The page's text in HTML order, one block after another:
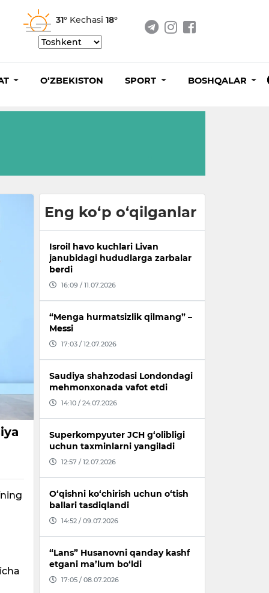
31° Kechasi 18°
O‘ZBEKISTON SPORT BOSHQALAR
Eng ko‘p o‘qilganlar
Isroil havo kuchlari Livan
janubidagi hududlarga zarbalar
berdi
16:09 / 11.07.2026
“Menga hurmatsizlik qilmang” –
Messi
17:03 / 12.07.2026
Saudiya shahzodasi Londondagi
mehmonxonada vafot etdi
14:10 / 24.07.2026
Superkompyuter JCH g‘olibligi
uchun taxminlarni yangiladi
12:57 / 12.07.2026
O‘qishni ko‘chirish uchun o‘tish
ballari tasdiqlandi
14:52 / 09.07.2026
“Lans” Husanovni qanday kashf
etgani ma’lum bo‘ldi
17:05 / 08.07.2026